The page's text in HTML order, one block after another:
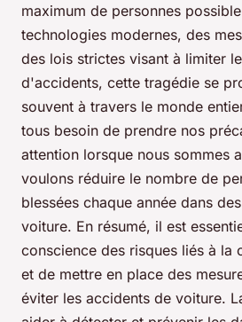
maximum de personnes
technologies modernes, des
des lois strictes visant à limiter
d'accidents, cette tragédie se
souvent à travers le monde
tous besoin de prendre nos
attention lorsque nous sommes
voulons réduire le nombre de
blessées chaque année dans
voiture. En résumé, il est
conscience des risques liés à la
et de mettre en place des
éviter les accidents de voiture.